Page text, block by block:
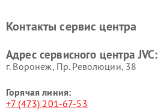
Контакты сервис центра
Адрес сервисного центра JVC:
г. Воронеж, Пр. Революции, 38
Горячая линия:
+7 (473) 201-67-53